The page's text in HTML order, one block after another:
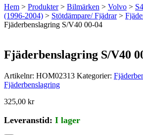
Hem > Produkter> Bilmärken > Volvo >
(1996-2004) > Stötdämpare/ Fjädrar>
Fjäderbenslagring S/V40 00-04
Fjäderbenslagring S/V40
Artikelnr: HOM02313 Kategorier:
Fjäderbenslagring
325,00 kr
Leveranstid: I lager